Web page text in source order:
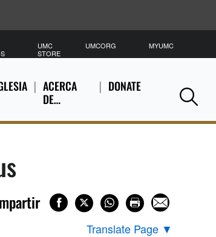
ACERCA
DE…
DONATE
UMC
STORE
UMCORG MYUMC
Translate Page ▼